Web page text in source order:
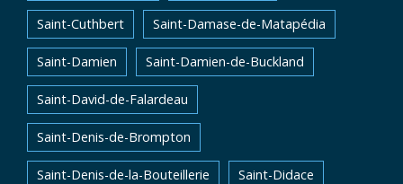
Saint-Cuthbert Saint-Damase-de-Matapédia
Saint-Damien Saint-Damien-de-Buckland
Saint-David-de-Falardeau
Saint-Denis-de-Brompton
Saint-Denis-de-la-Bouteillerie Saint-Didace